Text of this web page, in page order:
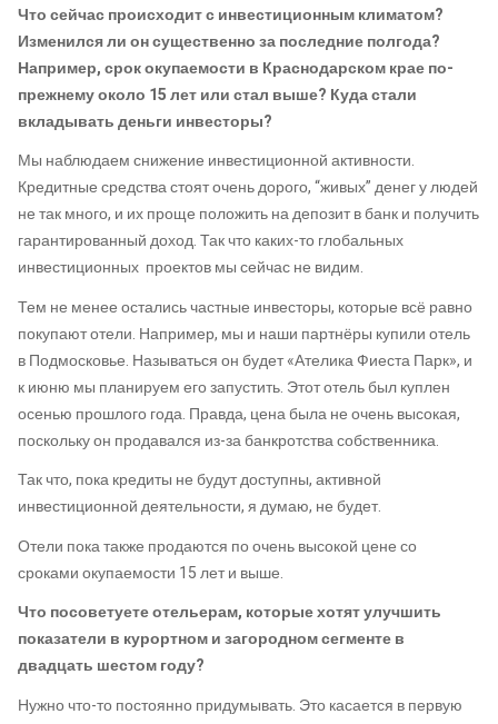
Что сейчас происходит с инвестиционным климатом?
Изменился ли он существенно за последние полгода?
Например, срок окупаемости в Краснодарском крае по-
прежнему около 15 лет или стал выше? Куда стали
вкладывать деньги инвесторы?
Мы наблюдаем снижение инвестиционной активности.
Кредитные средства стоят очень дорого, “живых” денег у людей
не так много, и их проще положить на депозит в банк и получить
гарантированный доход. Так что каких-то глобальных
инвестиционных проектов мы сейчас не видим.
Тем не менее остались частные инвесторы, которые всё равно
покупают отели. Например, мы и наши партнёры купили отель
в Подмосковье. Называться он будет «Ателика Фиеста Парк», и
к июню мы планируем его запустить. Этот отель был куплен
осенью прошлого года. Правда, цена была не очень высокая,
поскольку он продавался из-за банкротства собственника.
Так что, пока кредиты не будут доступны, активной
инвестиционной деятельности, я думаю, не будет.
Отели пока также продаются по очень высокой цене со
сроками окупаемости 15 лет и выше.
Что посоветуете отельерам, которые хотят улучшить
показатели в курортном и загородном сегменте в
двадцать шестом году?
Нужно что-то постоянно придумывать. Это касается в первую